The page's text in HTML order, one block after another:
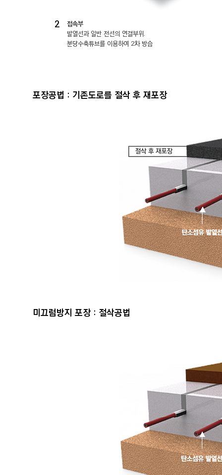
2
접속부
발열선과 일반 전선의 연결부위.
분당수축튜브를 이용하여 2차 방습
포장공법 : 기존도로를 절삭 후 재포장
미끄럼방지 포장 : 절삭공법